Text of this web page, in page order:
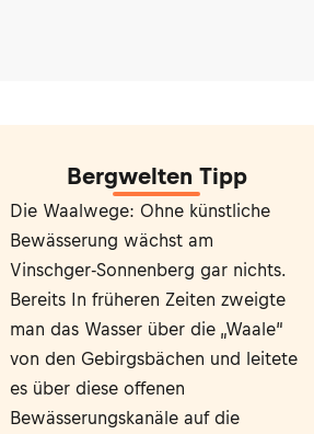
Bergwelten Tipp
Die Waalwege: Ohne künstliche
Bewässerung wächst am
Vinschger-Sonnenberg gar nichts.
Bereits In früheren Zeiten zweigte
man das Wasser über die „Waale“
von den Gebirgsbächen und leitete
es über diese offenen
Bewässerungskanäle auf die